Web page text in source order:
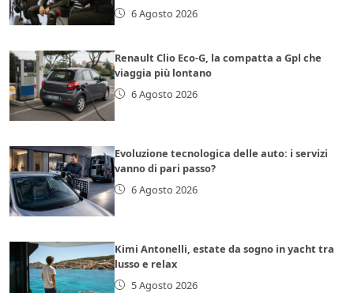
6 Agosto 2026
Renault Clio Eco-G, la compatta a Gpl che
viaggia più lontano
6 Agosto 2026
Evoluzione tecnologica delle auto: i servizi
vanno di pari passo?
6 Agosto 2026
Kimi Antonelli, estate da sogno in yacht tra
lusso e relax
5 Agosto 2026